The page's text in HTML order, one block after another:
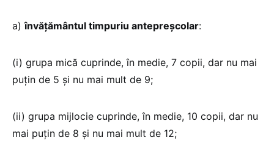
a)învățământul timpuriu antepreșcolar:
(i) grupa mică cuprinde, în medie, 7 copii, dar nu mai
puțin de 5 și nu mai mult de 9;
(ii) grupa mijlocie cuprinde, în medie, 10 copii, dar nu
mai puțin de 8 și nu mai mult de 12;